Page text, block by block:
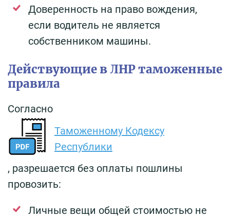
Доверенность на право вождения,
если водитель не является
собственником машины.
Действующие в ЛНР таможенные
правила
Согласно
Таможенному Кодексу
Республики
, разрешается без оплаты пошлины
провозить:
Личные вещи общей стоимостью не